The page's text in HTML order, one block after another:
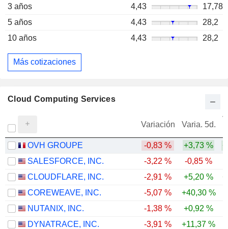
3 años
4,43
17,78
5 años
4,43
28,2
10 años
4,43 28,2
Más cotizaciones
Cloud Computing Services
Variación Varia. 5d.
OVH GROUPE -0,83 % +3,73 %
SALESFORCE, INC.
-3,22 % -0,85 %
CLOUDFLARE, INC.
-2,91 % +5,20 %
COREWEAVE, INC.
-5,07 % +40,30 %
NUTANIX, INC.
-1,38 % +0,92 %
DYNATRACE, INC.
-3,91 % +11,37 %